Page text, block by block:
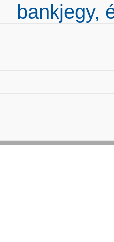
bankjegy,